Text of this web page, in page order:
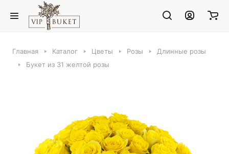
Главная Каталог Цветы Розы
Длинные розы
Букет из 31 желтой розы